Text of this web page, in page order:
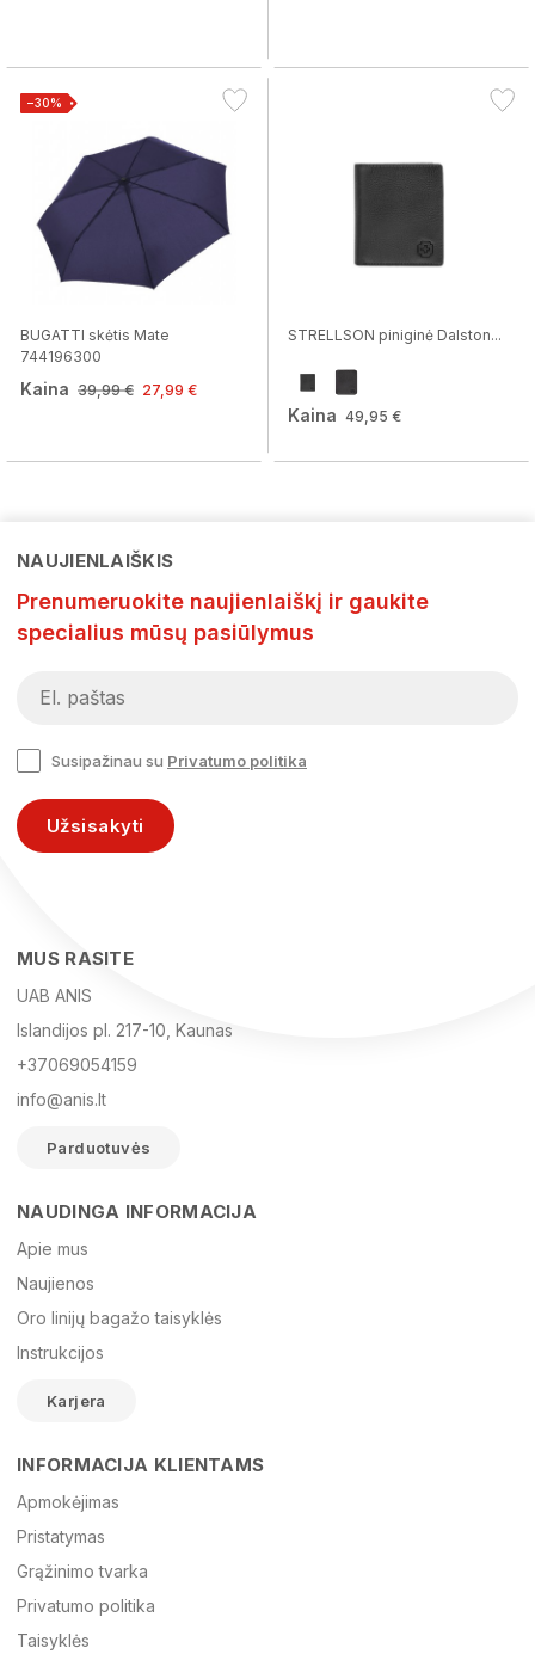
−30%
BUGATTI skėtis Mate
744196300
Kaina 39,99 € 27,99 €
STRELLSON piniginė Dalston...
Kaina 49,95 €
El. paštas
Žinutė
NAUJIENLAIŠKIS
Prenumeruokite naujienlaiškį ir gaukite
specialius mūsų pasiūlymus
Susipažinau su Privatumo politika
Užsisakyti
MUS RASITE
UAB ANIS
Islandijos pl. 217-10, Kaunas
+37069054159
info@anis.lt
Parduotuvės
NAUDINGA INFORMACIJA
Apie mus
Naujienos
Oro linijų bagažo taisyklės
Instrukcijos
Karjera
INFORMACIJA KLIENTAMS
Apmokėjimas
Pristatymas
Grąžinimo tvarka
Privatumo politika
Taisyklės